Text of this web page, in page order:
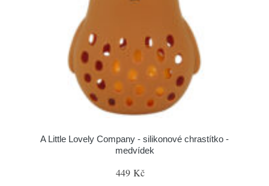
A Little Lovely Company - silikonové chrastítko -
medvídek
449 Kč